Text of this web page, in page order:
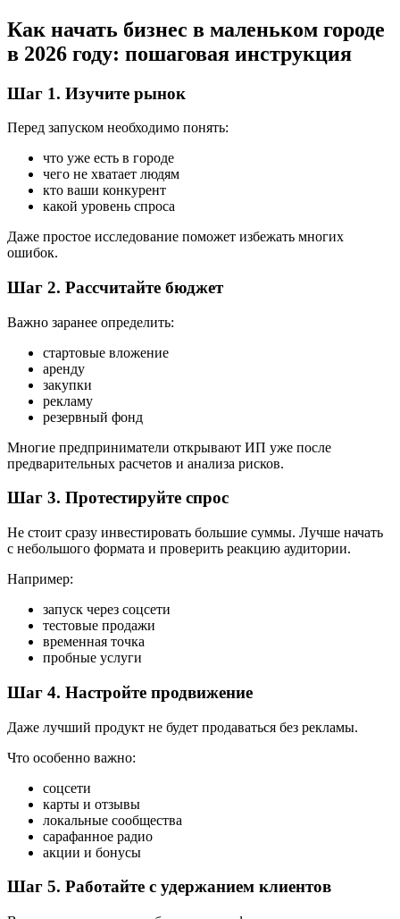
Как начать бизнес в маленьком городе
в 2026 году: пошаговая инструкция
Шаг 1. Изучите рынок
Перед запуском необходимо понять:
что уже есть в городе
чего не хватает людям
кто ваши конкурент
какой уровень спроса
Даже простое исследование поможет избежать многих
ошибок.
Шаг 2. Рассчитайте бюджет
Важно заранее определить:
стартовые вложение
аренду
закупки
рекламу
резервный фонд
Многие предприниматели открывают ИП уже после
предварительных расчетов и анализа рисков.
Шаг 3. Протестируйте спрос
Не стоит сразу инвестировать большие суммы. Лучше начать
с небольшого формата и проверить реакцию аудитории.
Например:
запуск через соцсети
тестовые продажи
временная точка
пробные услуги
Шаг 4. Настройте продвижение
Даже лучший продукт не будет продаваться без рекламы.
Что особенно важно:
соцсети
карты и отзывы
локальные сообщества
сарафанное радио
акции и бонусы
Шаг 5. Работайте с удержанием клиентов